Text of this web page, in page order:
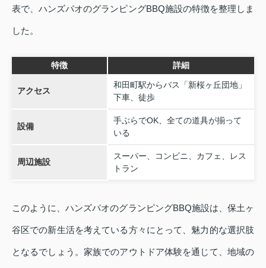
表で、ハンズパオのグランピングBBQ施設の特徴を整理しま
した。
特徴 詳細
アクセス
和田町駅からバス「新桜ヶ丘団地」
下車、徒歩
設備
手ぶらでOK、全ての道具が揃って
いる
周辺施設
スーパー、コンビニ、カフェ、レス
トラン
このように、ハンズパオのグランピングBBQ施設は、保土ヶ
谷区での新生活を考えている方々にとって、魅力的な選択肢
となるでしょう。家族でのアウトドア体験を通じて、地域の